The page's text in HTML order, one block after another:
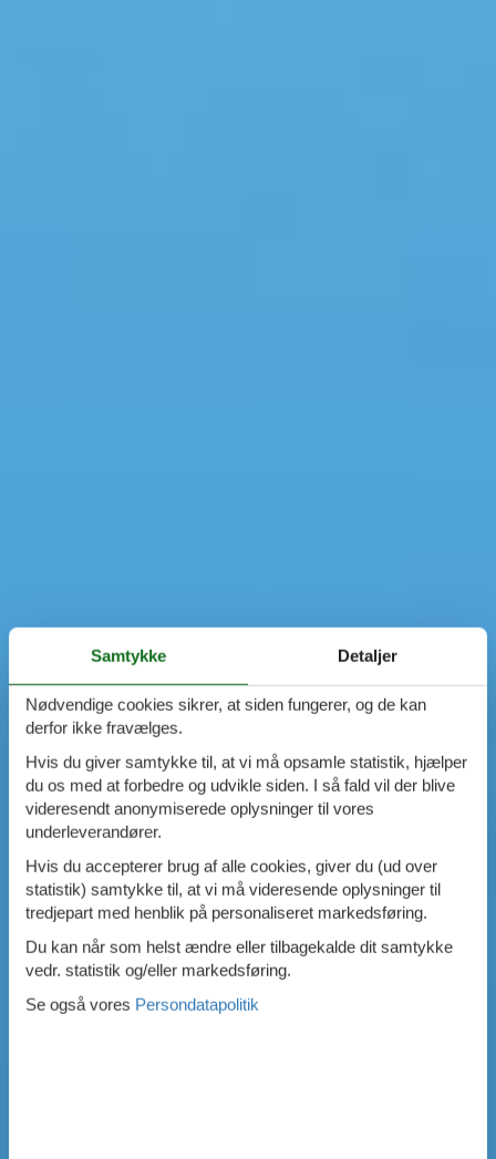
Samtykke Detaljer
Nødvendige cookies sikrer, at siden fungerer, og de kan
derfor ikke fravælges.
Hvis du giver samtykke til, at vi må opsamle statistik, hjælper
du os med at forbedre og udvikle siden. I så fald vil der blive
videresendt anonymiserede oplysninger til vores
underleverandører.
Hvis du accepterer brug af alle cookies, giver du (ud over
statistik) samtykke til, at vi må videresende oplysninger til
tredjepart med henblik på personaliseret markedsføring.
Du kan når som helst ændre eller tilbagekalde dit samtykke
vedr. statistik og/eller markedsføring.
Se også vores Persondatapolitik